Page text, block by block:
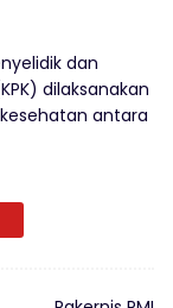
dan
dilaksanakan
antara